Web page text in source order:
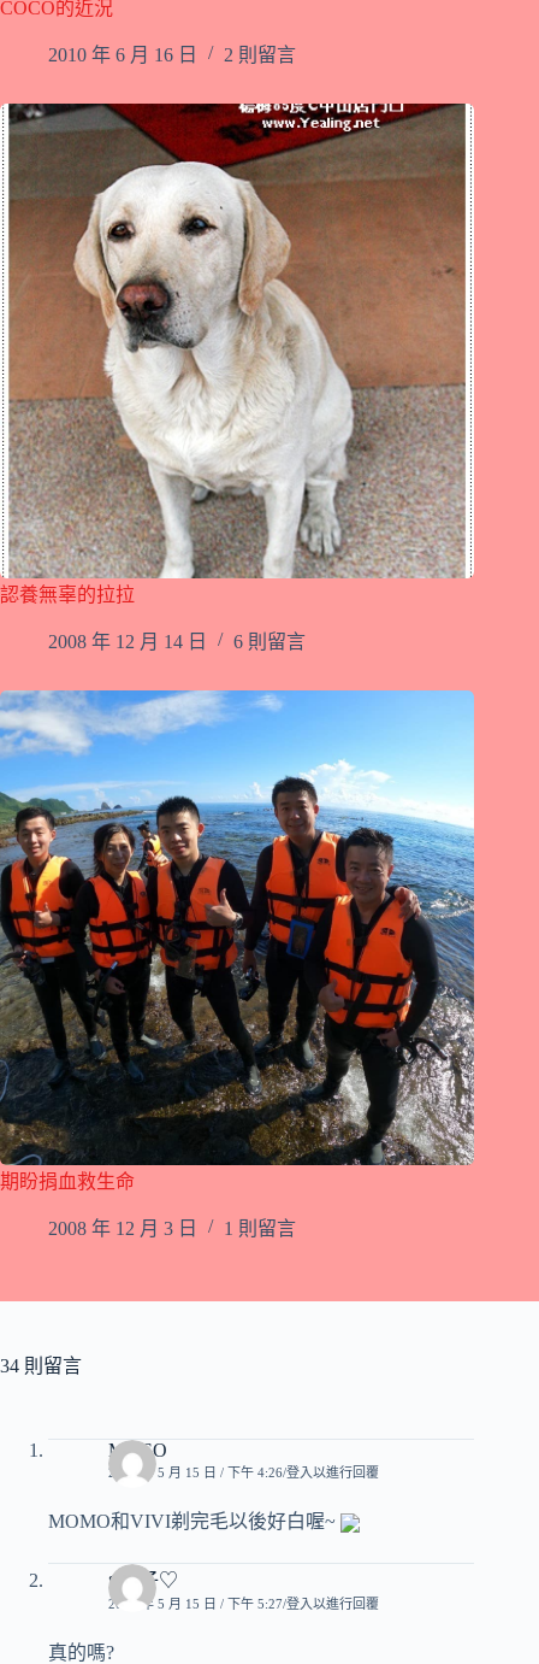
COCO的近況
2010 年 6 月 16 日 2 則留言
認養無辜的拉拉
2008 年 12 月 14 日 6 則留言
期盼捐血救生命
2008 年 12 月 3 日 1 則留言
34 則留言
MISSO
2007 年 5 月 15 日 / 下午 4:26 登入以進行回覆
MOMO和VIVI剃完毛以後好白喔~
♥玟子♡
2007 年 5 月 15 日 / 下午 5:27 登入以進行回覆
真的嗎?